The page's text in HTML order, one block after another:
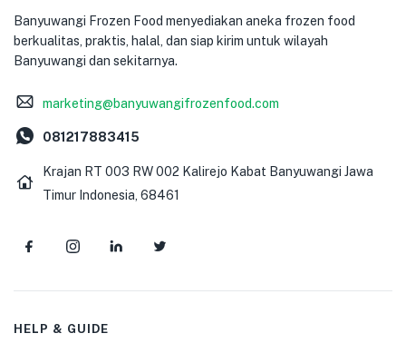
Banyuwangi Frozen Food menyediakan aneka frozen food
berkualitas, praktis, halal, dan siap kirim untuk wilayah
Banyuwangi dan sekitarnya.
marketing@banyuwangifrozenfood.com
081217883415
Krajan RT 003 RW 002 Kalirejo Kabat Banyuwangi Jawa
Timur Indonesia, 68461
HELP & GUIDE